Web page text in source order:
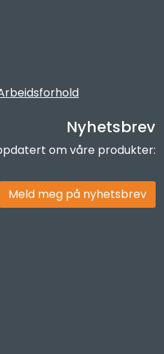
Nyhetsbrev
om våre produkter:
Meld meg på nyhetsbrev